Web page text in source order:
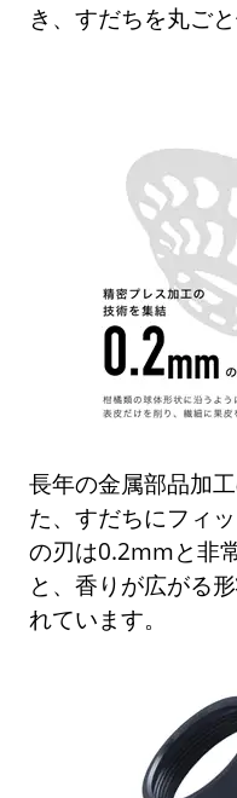
き、すだちを丸ご
長年の金属部品加
た、すだちにフィ
の刃は0.2mmと非
と、香りが広がる
れています。